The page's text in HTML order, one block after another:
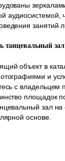
аудиосистемой,
занятий
танцевальный
объект в
и
с владельцем
площадок
зал на
основе.